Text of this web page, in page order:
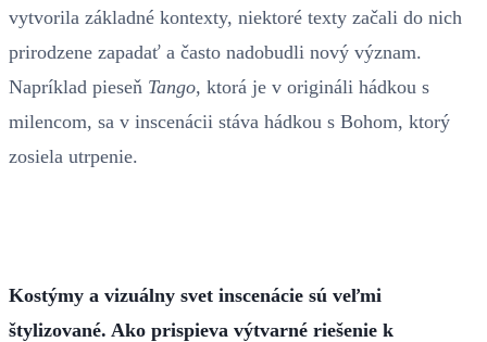
vytvorila základné kontexty, niektoré texty začali do nich
prirodzene zapadať a často nadobudli nový význam.
Napríklad pieseň Tango, ktorá je v origináli hádkou s
milencom, sa v inscenácii stáva hádkou s Bohom, ktorý
zosiela utrpenie.
Kostýmy a vizuálny svet inscenácie sú veľmi
štylizované. Ako prispieva výtvarné riešenie k